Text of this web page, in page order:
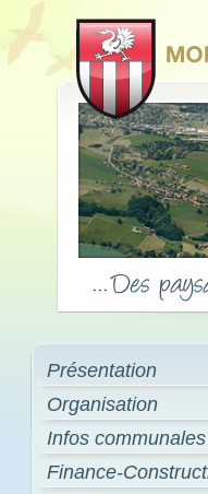
Présentation
Organisation
Infos communales
Finance-